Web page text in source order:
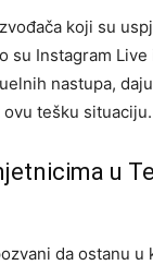
koji su
su Instagram Live
nastupa,
tešku situaciju.
u
da ostanu u